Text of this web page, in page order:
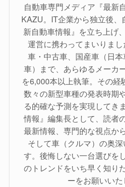
自動車専門メディア『最新
KAZU。IT企業から独立後
新自動車情報』を立ち上げ
運営に携わってまいりま
車・中古車、国産車（日
車）まで、あらゆるメーカ
を6,000本以上執筆。その経
数々の新型車種の発表時期
る的確な予測を実現してき
情報』編集長として、読者
最新情報、専門的な視点か
そして車（クルマ）の奥
す。後悔しない一台選びを
のトレンドをいち早く知り
ーをお願いいた